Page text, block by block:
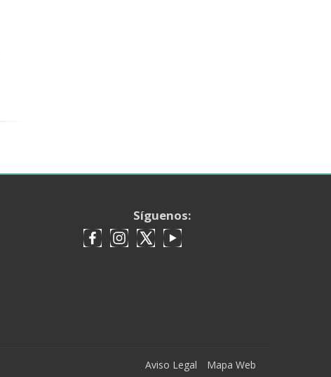
Síguenos:
Aviso Legal Mapa Web